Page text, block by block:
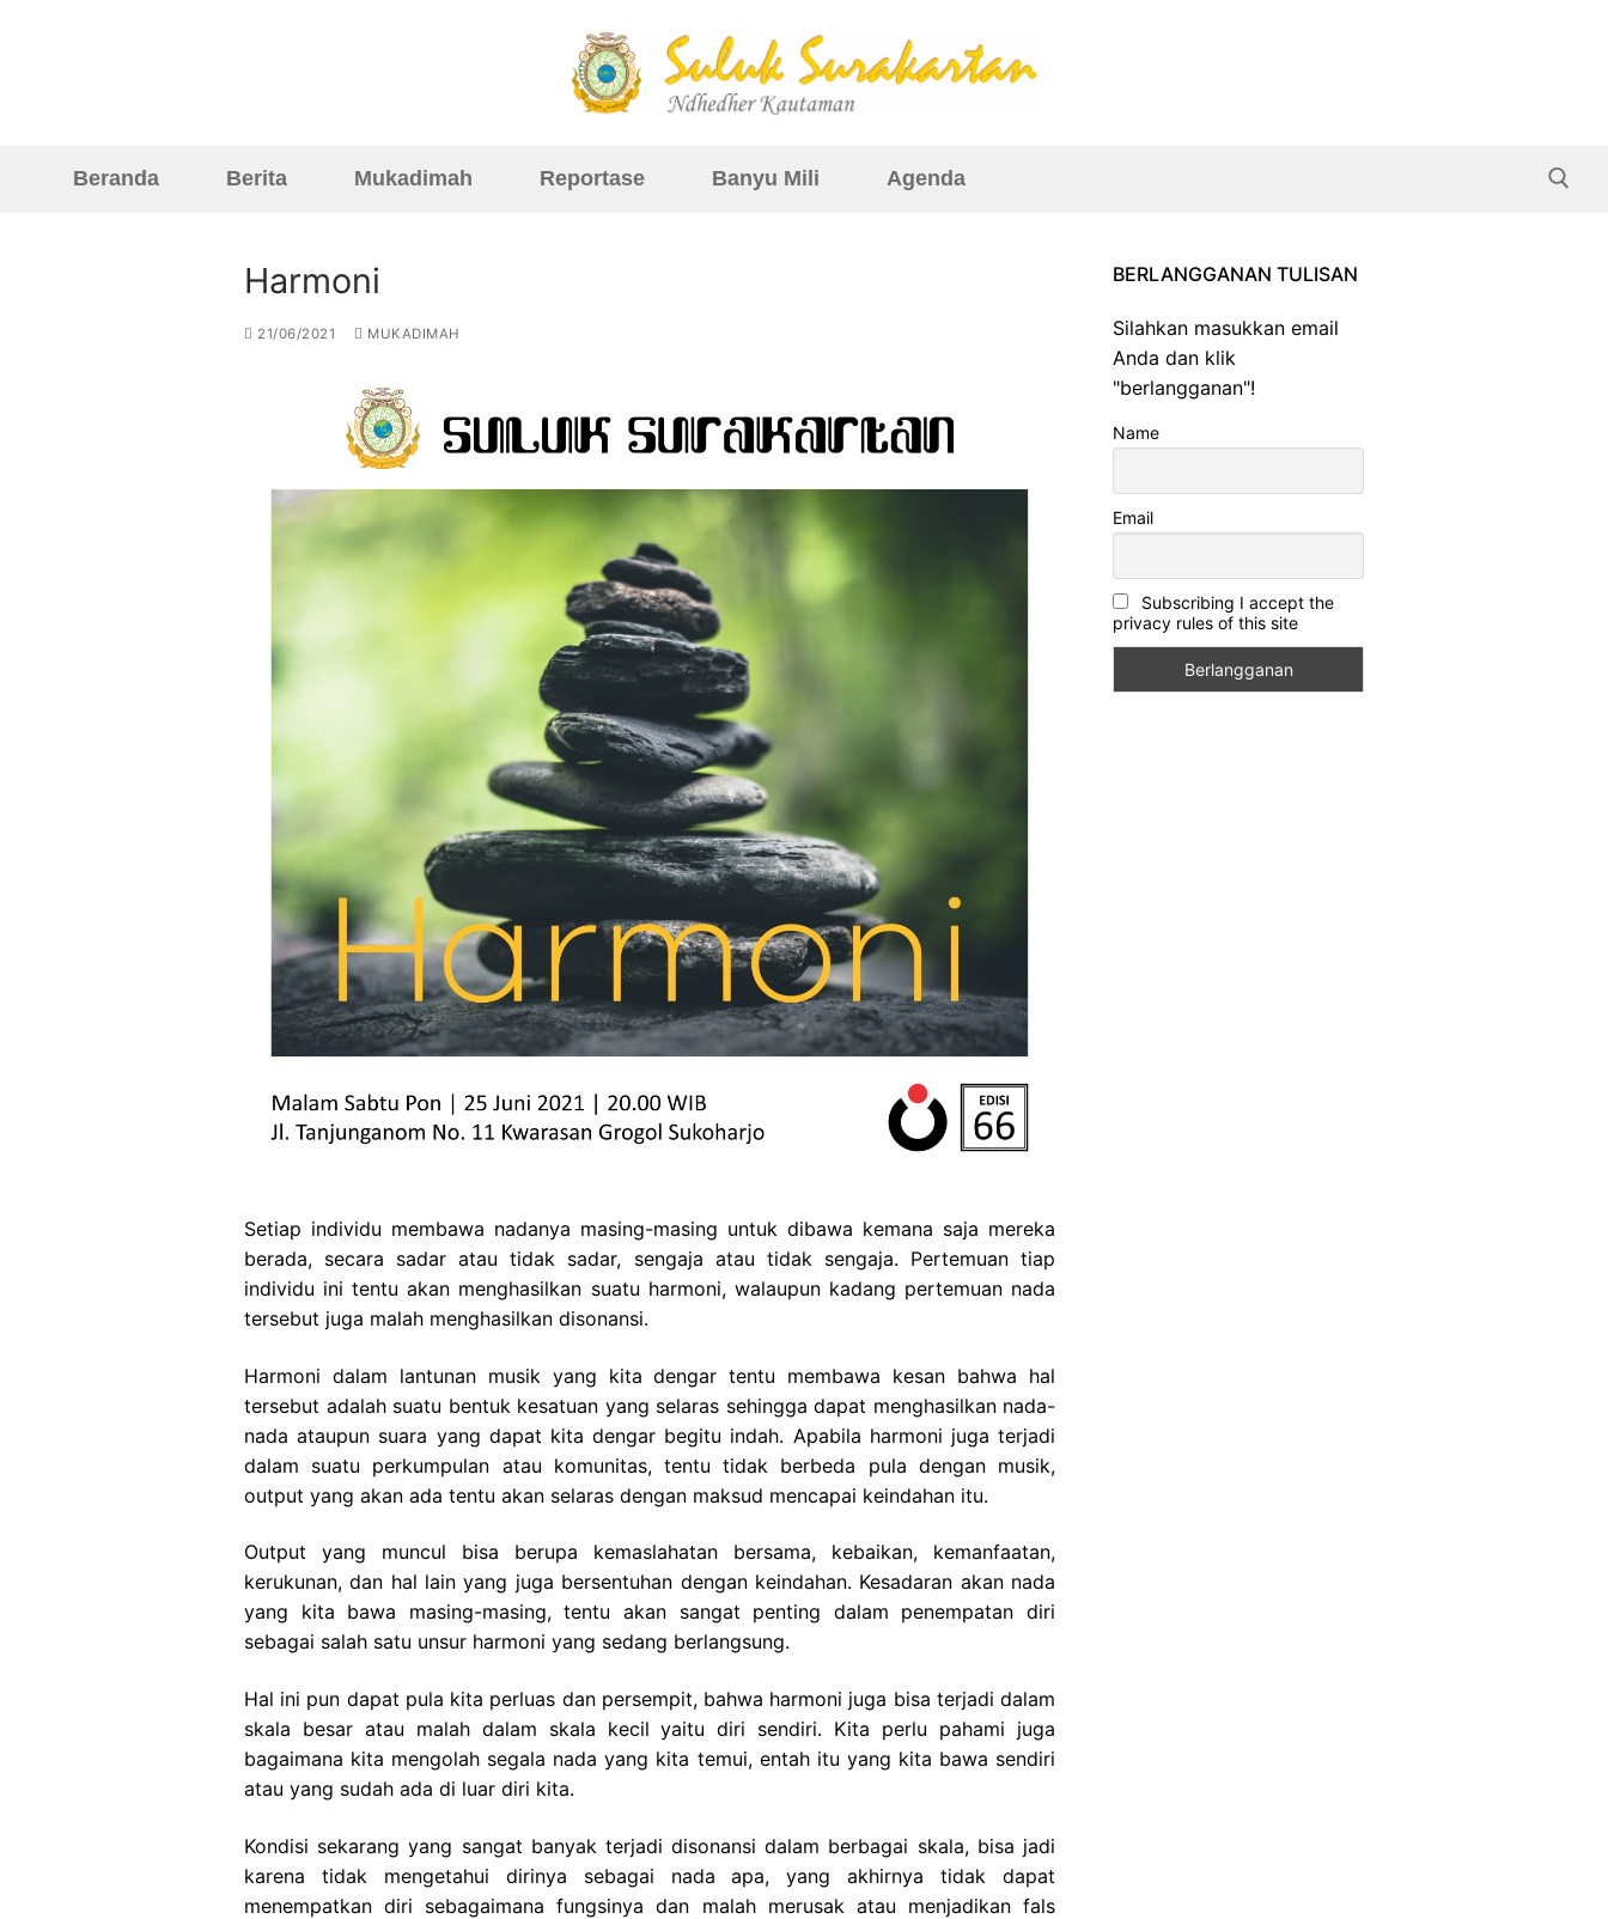
Beranda Berita Mukadimah Reportase Banyu Mili Agenda
Search for:
Mukadimah
Reportase
Harmoni
21/06/2021 MUKADIMAH
Setiap individu membawa nadanya masing-masing untuk dibawa kemana saja mereka
berada, secara sadar atau tidak sadar, sengaja atau tidak sengaja. Pertemuan tiap
individu ini tentu akan menghasilkan suatu harmoni, walaupun kadang pertemuan nada
tersebut juga malah menghasilkan disonansi.
Harmoni dalam lantunan musik yang kita dengar tentu membawa kesan bahwa hal
tersebut adalah suatu bentuk kesatuan yang selaras sehingga dapat menghasilkan nada-
nada ataupun suara yang dapat kita dengar begitu indah. Apabila harmoni juga terjadi
dalam suatu perkumpulan atau komunitas, tentu tidak berbeda pula dengan musik,
output yang akan ada tentu akan selaras dengan maksud mencapai keindahan itu.
Output yang muncul bisa berupa kemaslahatan bersama, kebaikan, kemanfaatan,
kerukunan, dan hal lain yang juga bersentuhan dengan keindahan. Kesadaran akan nada
yang kita bawa masing-masing, tentu akan sangat penting dalam penempatan diri
sebagai salah satu unsur harmoni yang sedang berlangsung.
Hal ini pun dapat pula kita perluas dan persempit, bahwa harmoni juga bisa terjadi dalam
skala besar atau malah dalam skala kecil yaitu diri sendiri. Kita perlu pahami juga
bagaimana kita mengolah segala nada yang kita temui, entah itu yang kita bawa sendiri
atau yang sudah ada di luar diri kita.
Kondisi sekarang yang sangat banyak terjadi disonansi dalam berbagai skala, bisa jadi
karena tidak mengetahui dirinya sebagai nada apa, yang akhirnya tidak dapat
menempatkan diri sebagaimana fungsinya dan malah merusak atau menjadikan fals
BERLANGGANAN TULISAN
Silahkan masukkan email
Anda dan klik
"berlangganan"!
Name
Email
Subscribing I accept the
privacy rules of this site